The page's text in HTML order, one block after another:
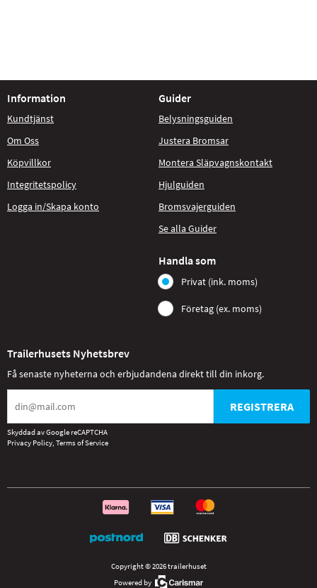
Information
Kundtjänst
Om Oss
Köpvillkor
Integritetspolicy
Logga in/Skapa konto
Guider
Belysningsguiden
Justera Bromsar
Montera Släpvagnskontakt
Hjulguiden
Bromsvajerguiden
Se alla Guider
Handla som
Privat (ink. moms)
Företag (ex. moms)
Trailerhusets Nyhetsbrev
Få senaste nyheterna och erbjudandena direkt till din inkorg.
REGISTRERA
Skyddad av Google reCAPTCHA
Privacy Policy, Terms of Service
Copyright © 2026 trailerhuset
Powered by